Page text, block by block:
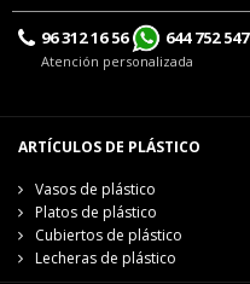
96 312 16 56 644 752 547
Atención personalizada
ARTÍCULOS DE PLÁSTICO
Vasos de plástico
Platos de plástico
Cubiertos de plástico
Lecheras de plástico